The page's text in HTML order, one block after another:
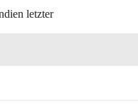
letzter